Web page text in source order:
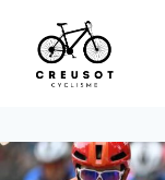
content